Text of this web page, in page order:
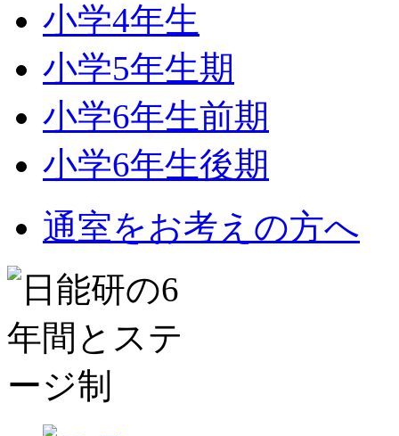
小学4年生
小学5年生期
小学6年生前期
小学6年生後期
通室をお考えの方へ